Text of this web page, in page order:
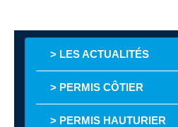
> LES ACTUALITÉS
> PERMIS CÔTIER
> PERMIS HAUTURIER